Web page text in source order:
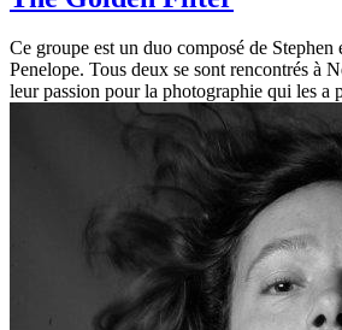
Ce groupe est un duo composé de Stephen
Penelope. Tous deux se sont rencontrés à
leur passion pour la photographie qui les a